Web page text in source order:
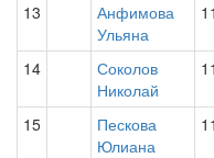
13
Анфимова
Ульяна
14
Соколов
Николай
15
Пескова
Юлиана